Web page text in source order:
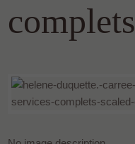
complets